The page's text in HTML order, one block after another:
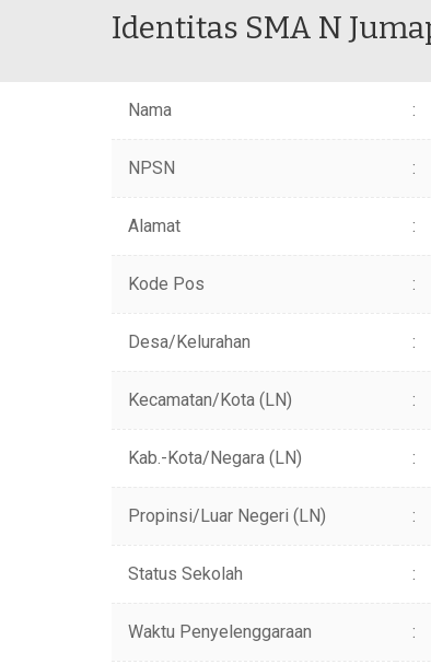
Identitas SMA N
Nama :
NPSN :
Alamat :
Kode Pos :
Desa/Kelurahan :
Kecamatan/Kota (LN) :
Kab.-Kota/Negara (LN) :
Propinsi/Luar Negeri (LN) :
Status Sekolah :
Waktu Penyelenggaraan :